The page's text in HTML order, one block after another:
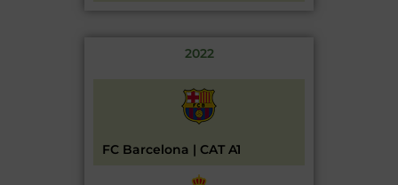
2022
FC Barcelona | CAT A1